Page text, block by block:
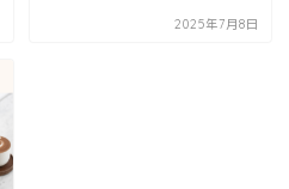
2025年7月8日